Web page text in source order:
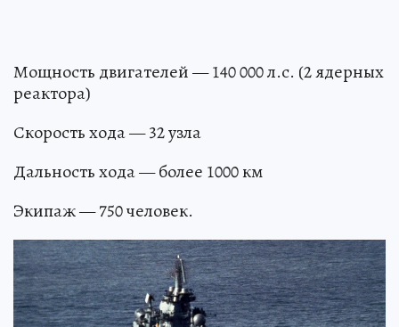
Мощность двигателей — 140 000 л.с. (2 ядерных
реактора)
Скорость хода — 32 узла
Дальность хода — более 1000 км
Экипаж — 750 человек.